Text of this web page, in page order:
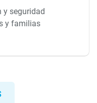
y seguridad
y familias